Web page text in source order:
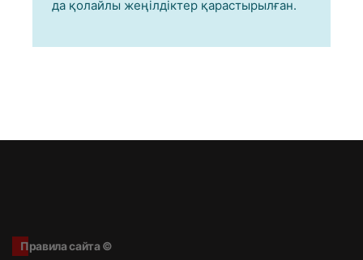
да қолайлы жеңілдіктер қарастырылған.
Правила сайта ©